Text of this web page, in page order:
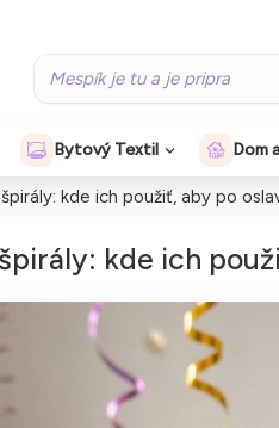
Bytový Textil Dom
kde ich použiť, aby po
kde ich